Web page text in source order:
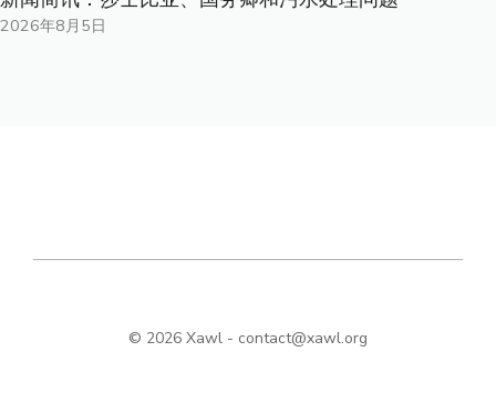
2026年8月5日
© 2026 Xawl - contact@xawl.org